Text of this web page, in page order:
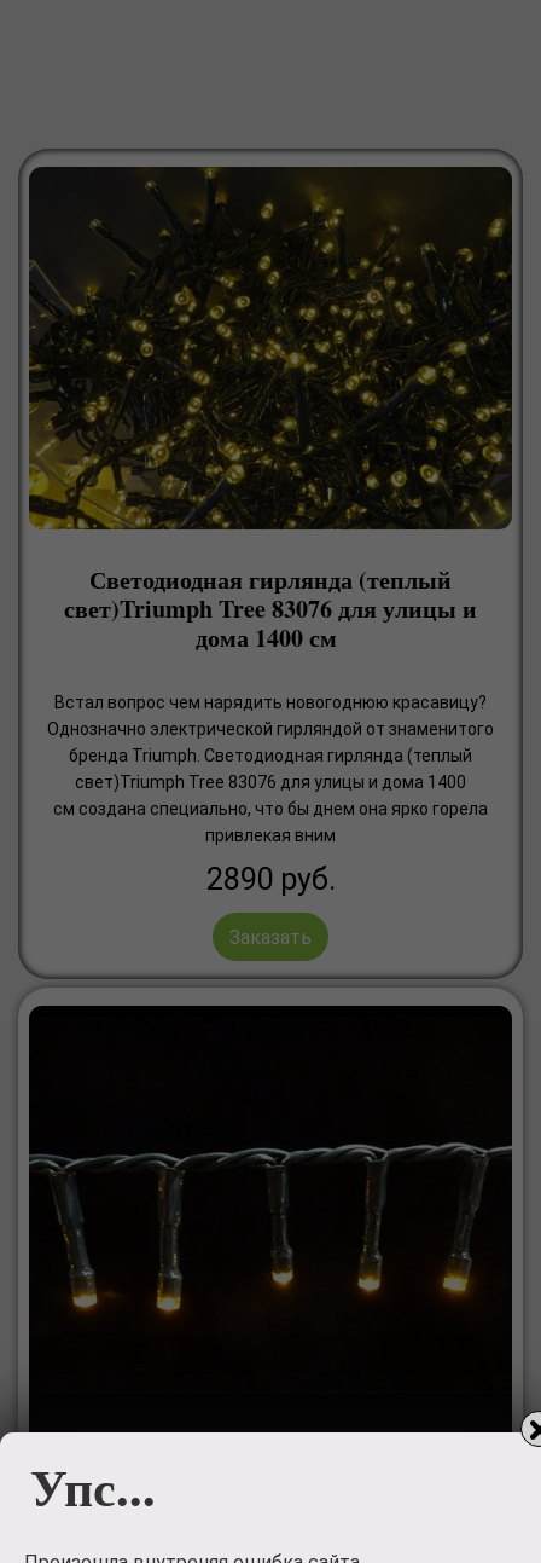
Светодиодная гирлянда (теплый
свет)Triumph Tree 83076 для улицы и
дома 1400 см
Встал вопрос чем нарядить новогоднюю красавицу?
Однозначно электрической гирляндой от знаменитого
бренда Triumph. Светодиодная гирлянда (теплый
свет)Triumph Tree 83076 для улицы и дома 1400
см создана специально, что бы днем она ярко горела
привлекая вним
2890 руб.
Заказать
Упс...